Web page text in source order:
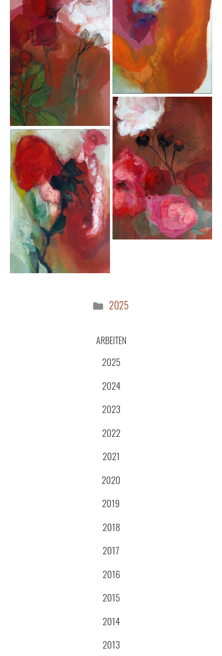
Kategorien
2025
ARBEITEN
2025
2024
2023
2022
2021
2020
2019
2018
2017
2016
2015
2014
2013